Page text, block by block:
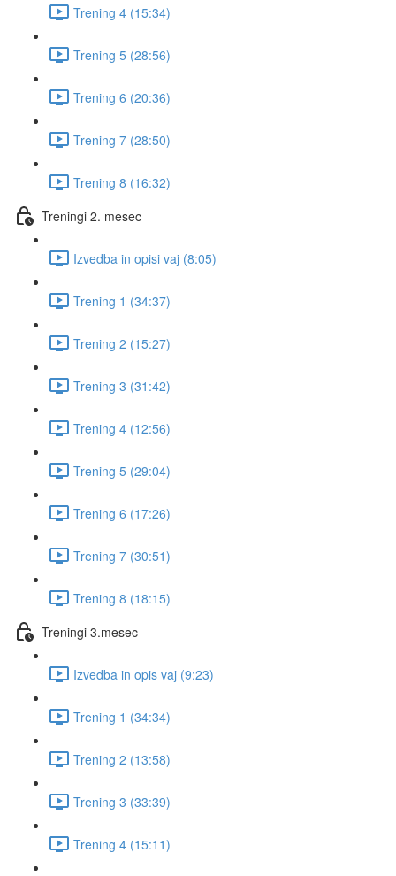
Trening 4 (15:34)
Trening 5 (28:56)
Trening 6 (20:36)
Trening 7 (28:50)
Trening 8 (16:32)
Treningi 2. mesec
Izvedba in opisi vaj (8:05)
Trening 1 (34:37)
Trening 2 (15:27)
Trening 3 (31:42)
Trening 4 (12:56)
Trening 5 (29:04)
Trening 6 (17:26)
Trening 7 (30:51)
Trening 8 (18:15)
Treningi 3.mesec
Izvedba in opis vaj (9:23)
Trening 1 (34:34)
Trening 2 (13:58)
Trening 3 (33:39)
Trening 4 (15:11)